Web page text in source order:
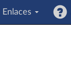
Enlaces